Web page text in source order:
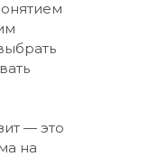
— это
на